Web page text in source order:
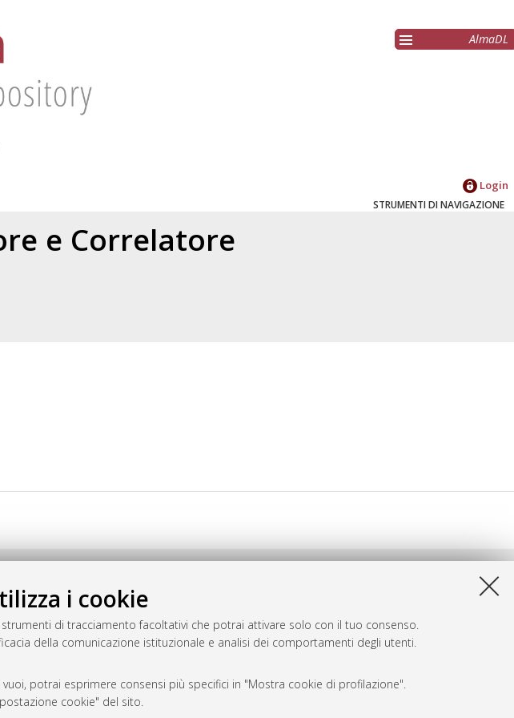
i cookie
di tracciamento facoltativi che potrai attivare solo con il tuo consenso.
della comunicazione istituzionale e analisi dei comportamenti degli utenti.
potrai esprimere consensi più specifici in "Mostra cookie di profilazione".
cookie" del sito.
AlmaDL
Login
STRUMENTI DI NAVIGAZIONE
e Correlatore